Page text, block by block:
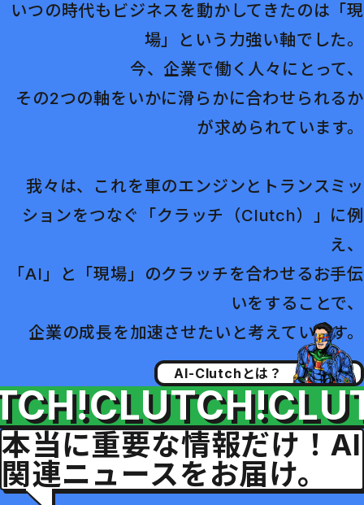
いつの時代もビジネスを動かしてきたのは「現
場」という力強い軸でした。
今、企業で働く人々にとって、
その2つの軸をいかに滑らかに合わせられるか
が求められています。
我々は、これを車のエンジンとトランスミッ
ションをつなぐ「クラッチ（Clutch）」に例
え、
「AI」と「現場」のクラッチを合わせるお手伝
いをすることで、
企業の成長を加速させたいと考えています。
AI-Clutchとは？
CLUTCH!
本当に重要な情報だけ！AI
関連ニュースをお届け。